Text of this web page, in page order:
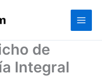
de
Integral